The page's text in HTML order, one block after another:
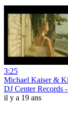
3:25
Michael Kaiser &
DJ Center Records
il y a 19 ans